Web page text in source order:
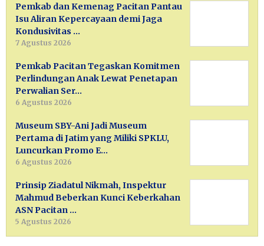
Pemkab dan Kemenag Pacitan Pantau
Isu Aliran Kepercayaan demi Jaga
Kondusivitas …
7 Agustus 2026
Pemkab Pacitan Tegaskan Komitmen
Perlindungan Anak Lewat Penetapan
Perwalian Ser…
6 Agustus 2026
Museum SBY-Ani Jadi Museum
Pertama di Jatim yang Miliki SPKLU,
Luncurkan Promo E…
6 Agustus 2026
Prinsip Ziadatul Nikmah, Inspektur
Mahmud Beberkan Kunci Keberkahan
ASN Pacitan …
5 Agustus 2026